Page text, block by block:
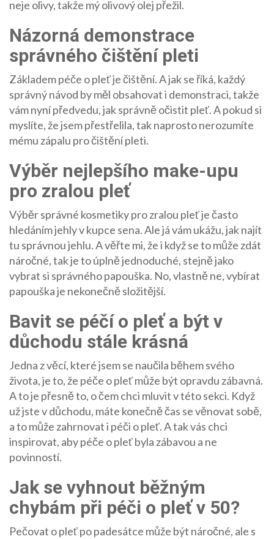
neje olivy, takže mý olivový olej přežil.
Názorná demonstrace
správného čištění pleti
Základem péče o pleť je čištění. A jak se říká, každý
správný návod by měl obsahovat i demonstraci, takže
vám nyní předvedu, jak správně očistit pleť. A pokud si
myslíte, že jsem přestřelila, tak naprosto nerozumíte
mému zápalu pro čištění pleti.
Výběr nejlepšího make-upu
pro zralou pleť
Výběr správné kosmetiky pro zralou pleť je často
hledáním jehly v kupce sena. Ale já vám ukážu, jak najít
tu správnou jehlu. A věřte mi, že i když se to může zdát
náročné, tak je to úplně jednoduché, stejně jako
vybrat si správného papouška. No, vlastně ne, vybírat
papouška je nekonečně složitější.
Bavit se péčí o pleť a být v
důchodu stále krásná
Jedna z věcí, které jsem se naučila během svého
života, je to, že péče o pleť může být opravdu zábavná.
A to je přesně to, o čem chci mluvit v této sekci. Když
už jste v důchodu, máte konečně čas se věnovat sobě,
a to může zahrnovat i péči o pleť. A tak vás chci
inspirovat, aby péče o pleť byla zábavou a ne
povinností.
Jak se vyhnout běžným
chybám při péči o pleť v 50?
Pečovat o pleť po padesátce může být náročné, ale s